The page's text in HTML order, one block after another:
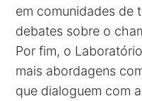
em comunidades de
debates sobre o
Por fim, o
mais abordagens
que dialoguem com